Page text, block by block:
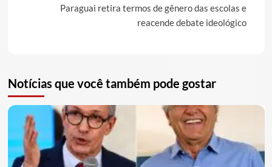
Paraguai retira termos de gênero das escolas e
reacende debate ideológico
Notícias que você também pode gostar